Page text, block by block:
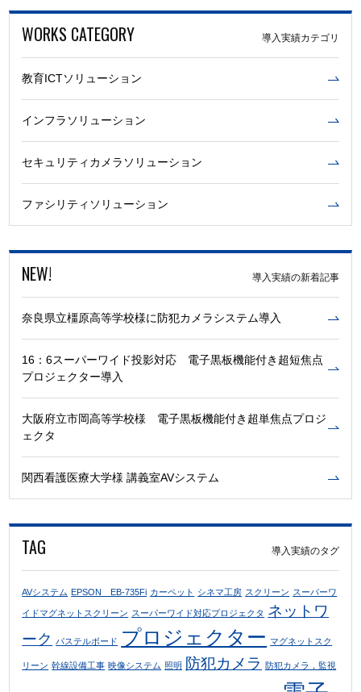
WORKS CATEGORY 導入実績カテゴリ
教育ICTソリューション
インフラソリューション
セキュリティカメラソリューション
ファシリティソリューション
NEW! 導入実績の新着記事
奈良県立橿原高等学校様に防犯カメラシステム導入
16：6スーパーワイド投影対応 電子黒板機能付き超短焦点
プロジェクター導入
大阪府立市岡高等学校様 電子黒板機能付き超単焦点プロジ
ェクタ
関西看護医療大学様 講義室AVシステム
TAG 導入実績のタグ
AVシステム EPSON EB-735Fi カーペット シネマ工房 スクリーン スーパーワ
イドマグネットスクリーン スーパーワイド対応プロジェクタ ネットワ
ーク
パステルボード プロジェクター マグネットスク
リーン 幹線設備工事 映像システム 照明 防犯カメラ 防犯カメラ，監視